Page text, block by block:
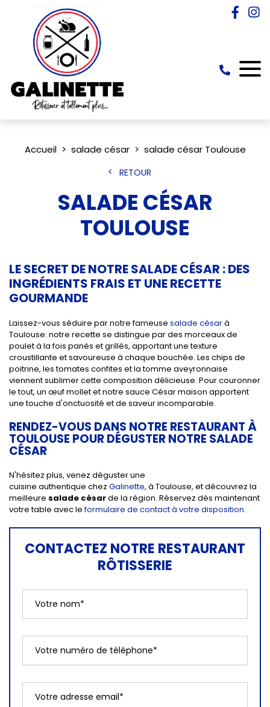
Accueil salade césar salade césar Toulouse
RETOUR
SALADE CÉSAR
TOULOUSE
LE SECRET DE NOTRE SALADE CÉSAR : DES
INGRÉDIENTS FRAIS ET UNE RECETTE
GOURMANDE
Laissez-vous séduire par notre fameuse salade césarà
Toulouse: notre recette se distingue par des morceaux de
poulet à la fois panés et grillés, apportant une texture
croustillante et savoureuse à chaque bouchée. Les chips de
poitrine, les tomates confites et la tomme aveyronnaise
viennent sublimer cette composition délicieuse. Pour couronner
le tout, un œuf mollet et notre sauce César maison apportent
une touche d'onctuosité et de saveur incomparable.
RENDEZ-VOUS DANS NOTRE RESTAURANT À
TOULOUSE POUR DÉGUSTER NOTRE SALADE
CÉSAR
N'hésitez plus, venez déguster une
cuisine authentique chez Galinette, à Toulouse, et découvrez la
meilleure salade césarde la région. Réservez dès maintenant
votre table avec leformulaire de contact à votre disposition.
CONTACTEZ NOTRE RESTAURANT
RÔTISSERIE